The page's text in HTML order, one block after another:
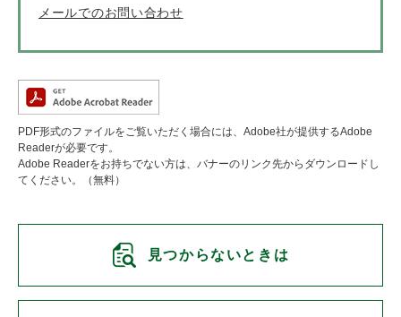
メールでのお問い合わせ
PDF形式のファイルをご覧いただく場合には、Adobe社が提供するAdobe
Readerが必要です。
Adobe Readerをお持ちでない方は、バナーのリンク先からダウンロードし
てください。（無料）
見つからないときは